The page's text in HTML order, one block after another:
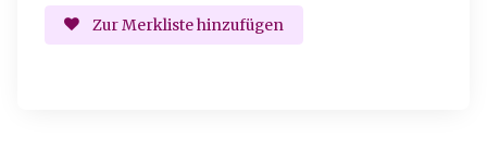
Zur Merkliste hinzufügen